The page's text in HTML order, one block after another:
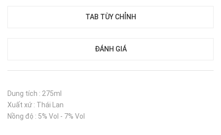
TAB TÙY CHỈNH
ĐÁNH GIÁ
Dung tích : 275ml
Xuất xứ : Thái Lan
Nồng độ : 5% Vol - 7% Vol